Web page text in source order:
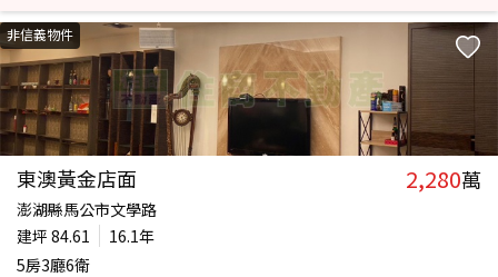
非信義物件
東澳黃金店面 2,280萬
澎湖縣馬公市文學路
建坪 84.61
16.1年
5房3廳6衛